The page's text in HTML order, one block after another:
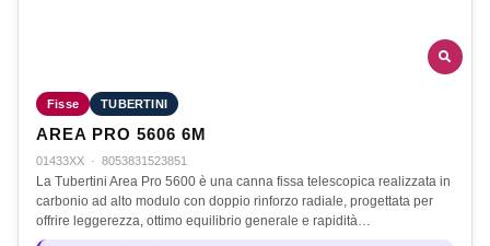
Fisse TUBERTINI
AREA PRO 5606 6M
01433XX · 8053831523851
La Tubertini Area Pro 5600 è una canna fissa telescopica realizzata in
carbonio ad alto modulo con doppio rinforzo radiale, progettata per
offrire leggerezza, ottimo equilibrio generale e rapidità…